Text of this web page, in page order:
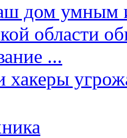
дом умным
области
...